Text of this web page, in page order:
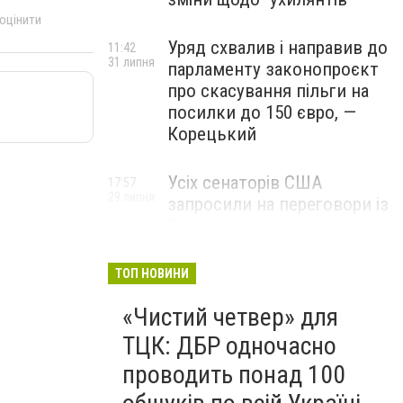
Уряд схвалив і направив до
парламенту законопроєкт
про скасування пільги на
посилки до 150 євро, —
Корецький
11:42
31 липня
Усіх сенаторів США
запросили на переговори із
Росії, – The Hill
17:57
ТОП НОВИНИ
«Чистий четвер» для
ТЦК: ДБР одночасно
проводить понад 100